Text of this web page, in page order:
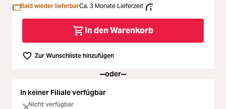
Loading... Second Hand
Loading... SALE
Loading...
Bald wieder lieferbarCa. 3 Monate Lieferzeit
In den Warenkorb
Zur Wunschliste hinzufügen
oder
In keiner Filiale verfügbar
Nicht verfügbar